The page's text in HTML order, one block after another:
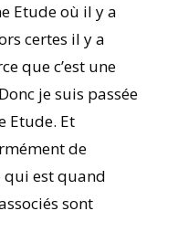
Etude où il y a
certes il y a
que c’est une
je suis passée
Etude. Et
de
qui est quand
sont